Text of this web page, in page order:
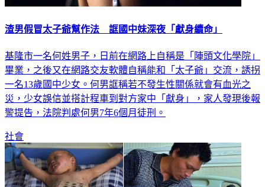
渣男假冒太子爺幫作法 誆國中妹深夜「獻身續命」
基隆市一名何姓男子，日前在網路上自稱是「陣頭文化學院」
畢業，之後又在網路交友軟體自稱能和「太子爺」交流，誘拐
一名13歲國中少女。何男誆稱若不發生性關係就會有血光之
災，少女誤信並搭計程車到對方家中「獻身」，家人發現後報
警提告，法院判處何男7年6個月徒刑。
社會